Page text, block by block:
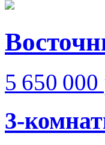
5 650 000
3-